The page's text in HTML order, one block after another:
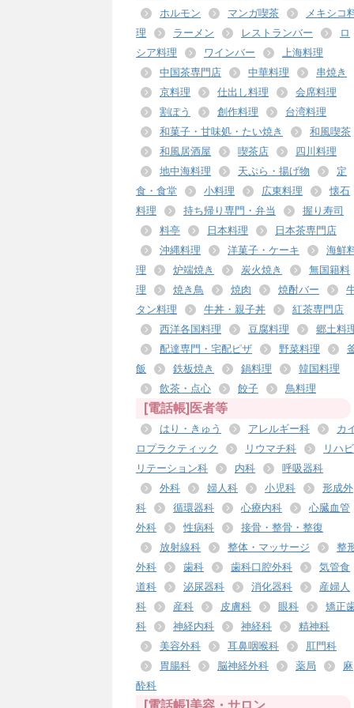
ホルモン
マンガ喫茶
メキシコ
理
ラーメン レストランバー
ロ
シア料理
ワインバー
上海料理
中国茶専門店
中華料理
串焼き
京料理
仕出し料理
会席料理
割ぽう
創作料理
台湾料理
和菓子・甘味処・たい焼き
和風喫茶
和風居酒屋
喫茶店
四川料理
地中海料理
天ぷら・揚げ物
定
食・食堂
小料理 広東料理
懐石
料理
持ち帰り専門・弁当
握り寿司
料亭
日本料理
日本茶専門店
沖縄料理
洋菓子・ケーキ
海鮮
理
炉端焼き 炭火焼き
無国籍料
理
焼き鳥 焼肉 焼酎バー
タン料理
牛丼・親子丼
紅茶専門店
西洋各国料理
豆腐料理
郷土料
配達専門・宅配ピザ
野菜料理
飯
鉄板焼き 鍋料理
韓国料理
飲茶・点心
餃子 鳥料理
[電話帳]医者等
はり・きゅう アレルギー科
カ
ロプラクティック
リウマチ科
リハビ
リテーション科
内科
呼吸器科
外科
婦人科 小児科
形成外
科
循環器科 心療内科
心臓血管
外科
性病科
接骨・整骨・整復
放射線科
整体・マッサージ
整
外科
歯科 歯科口腔外科
気管食
道科
泌尿器科 消化器科
産婦人
科
産科 皮膚科 眼科
矯正
科
神経内科 神経科
精神科
美容外科
耳鼻咽喉科
肛門科
胃腸科
脳神経外科 薬局
麻
酔科